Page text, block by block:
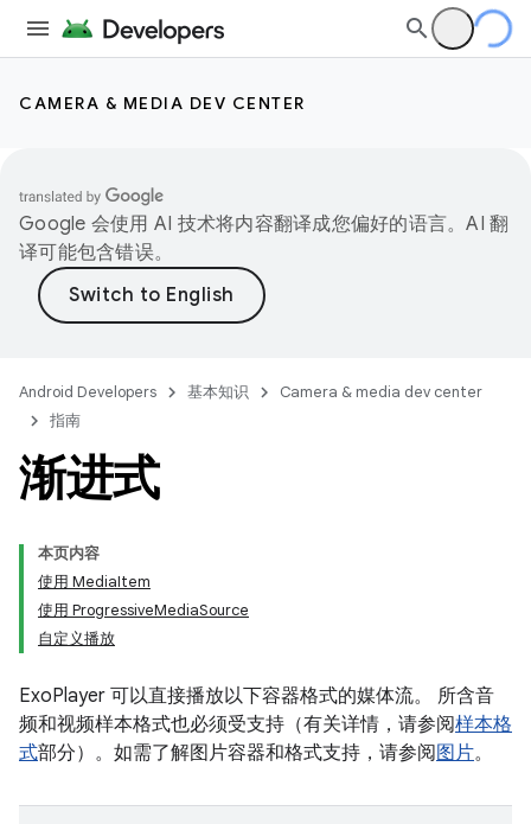
CAMERA & MEDIA DEV CENTER
Google 会使用 AI 技术将内容翻译成您偏好的语言。AI 翻
译可能包含错误。
Android Developers 基本知识
Camera & media dev center
指南
渐进式
本页内容
使用 MediaItem
使用 ProgressiveMediaSource
自定义播放
ExoPlayer 可以直接播放以下容器格式的媒体流。 所含音
频和视频样本格式也必须受支持（有关详情，请参阅样本格
式部分）。如需了解图片容器和格式支持，请参阅 图片。